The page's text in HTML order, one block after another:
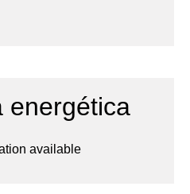
energética
available